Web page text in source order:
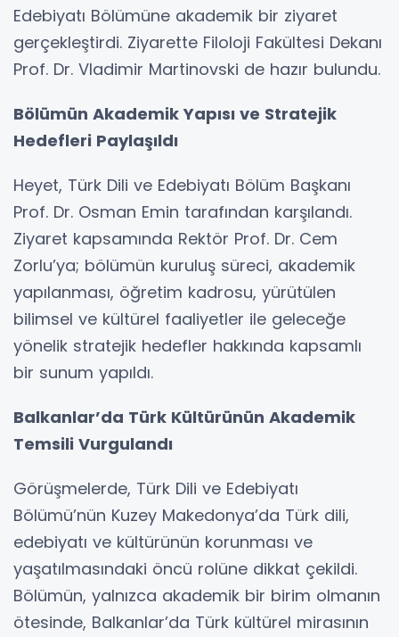
Edebiyatı Bölümüne akademik bir ziyaret
gerçekleştirdi. Ziyarette Filoloji Fakültesi Dekanı
Prof. Dr. Vladimir Martinovski de hazır bulundu.
Bölümün Akademik Yapısı ve Stratejik
Hedefleri Paylaşıldı
Heyet, Türk Dili ve Edebiyatı Bölüm Başkanı
Prof. Dr. Osman Emin tarafından karşılandı.
Ziyaret kapsamında Rektör Prof. Dr. Cem
Zorlu’ya; bölümün kuruluş süreci, akademik
yapılanması, öğretim kadrosu, yürütülen
bilimsel ve kültürel faaliyetler ile geleceğe
yönelik stratejik hedefler hakkında kapsamlı
bir sunum yapıldı.
Balkanlar’da Türk Kültürünün Akademik
Temsili Vurgulandı
Görüşmelerde, Türk Dili ve Edebiyatı
Bölümü’nün Kuzey Makedonya’da Türk dili,
edebiyatı ve kültürünün korunması ve
yaşatılmasındaki öncü rolüne dikkat çekildi.
Bölümün, yalnızca akademik bir birim olmanın
ötesinde, Balkanlar’da Türk kültürel mirasının